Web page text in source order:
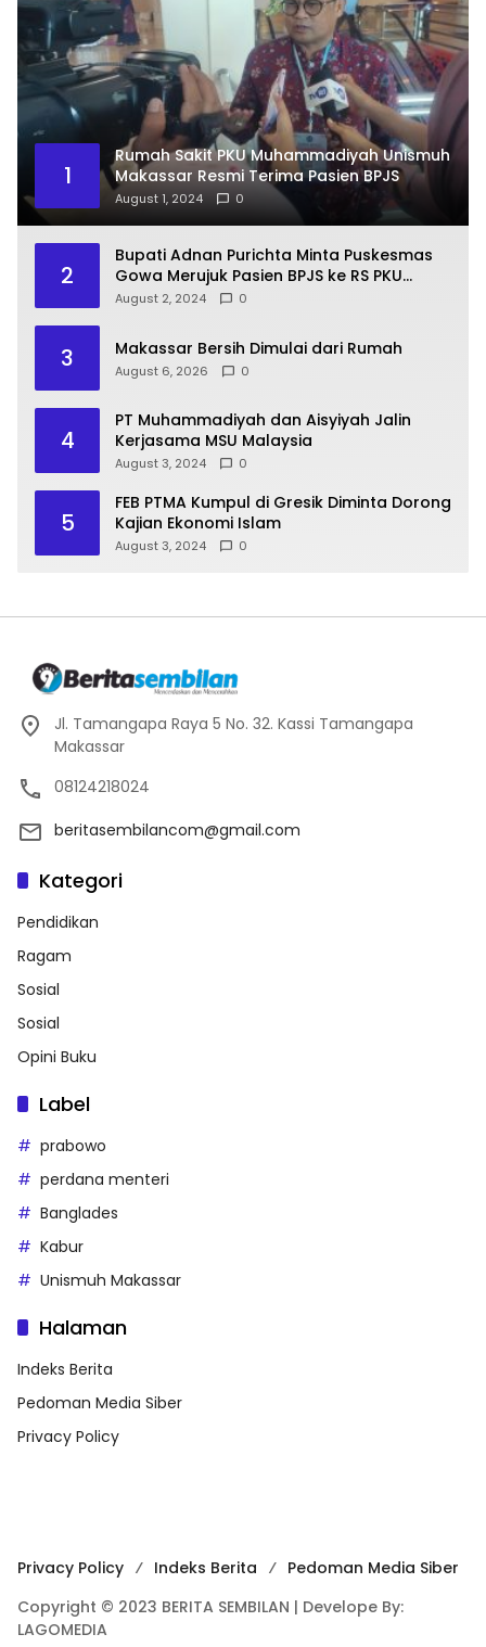
1
Rumah Sakit PKU Muhammadiyah Unismuh
Makassar Resmi Terima Pasien BPJS
August 1, 2024 0
2
Bupati Adnan Purichta Minta Puskesmas
Gowa Merujuk Pasien BPJS ke RS PKU
Muhammadiyah Unismuh Makassar
August 2, 2024 0
3 Makassar Bersih Dimulai dari Rumah
August 6, 2026 0
4
PT Muhammadiyah dan Aisyiyah Jalin
Kerjasama MSU Malaysia
August 3, 2024 0
5
FEB PTMA Kumpul di Gresik Diminta Dorong
Kajian Ekonomi Islam
August 3, 2024 0
Jl. Tamangapa Raya 5 No. 32. Kassi Tamangapa
Makassar
08124218024
beritasembilancom@gmail.com
Kategori
Pendidikan
Ragam
Sosial
Sosial
Opini Buku
Label
prabowo
perdana menteri
Banglades
Kabur
Unismuh Makassar
Halaman
Indeks Berita
Pedoman Media Siber
Privacy Policy
Privacy Policy Indeks Berita
Pedoman Media Siber
Copyright © 2023 BERITA SEMBILAN | Develope By:
LAGOMEDIA